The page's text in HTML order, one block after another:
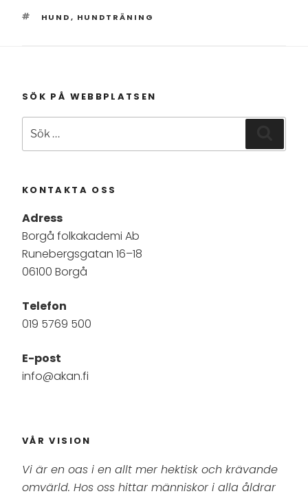
TAGGAR
HUND, HUNDTRÄNING
SÖK PÅ WEBBPLATSEN
efter:
KONTAKTA OSS
Adress
Borgå folkakademi Ab
Runebergsgatan 16–18
06100 Borgå
Telefon
019 5769 500
E-post
info@akan.fi
VÅR VISION
Vi är en oas i en allt mer hektisk och krävande
omvärld. Hos oss hittar människor i alla åldrar